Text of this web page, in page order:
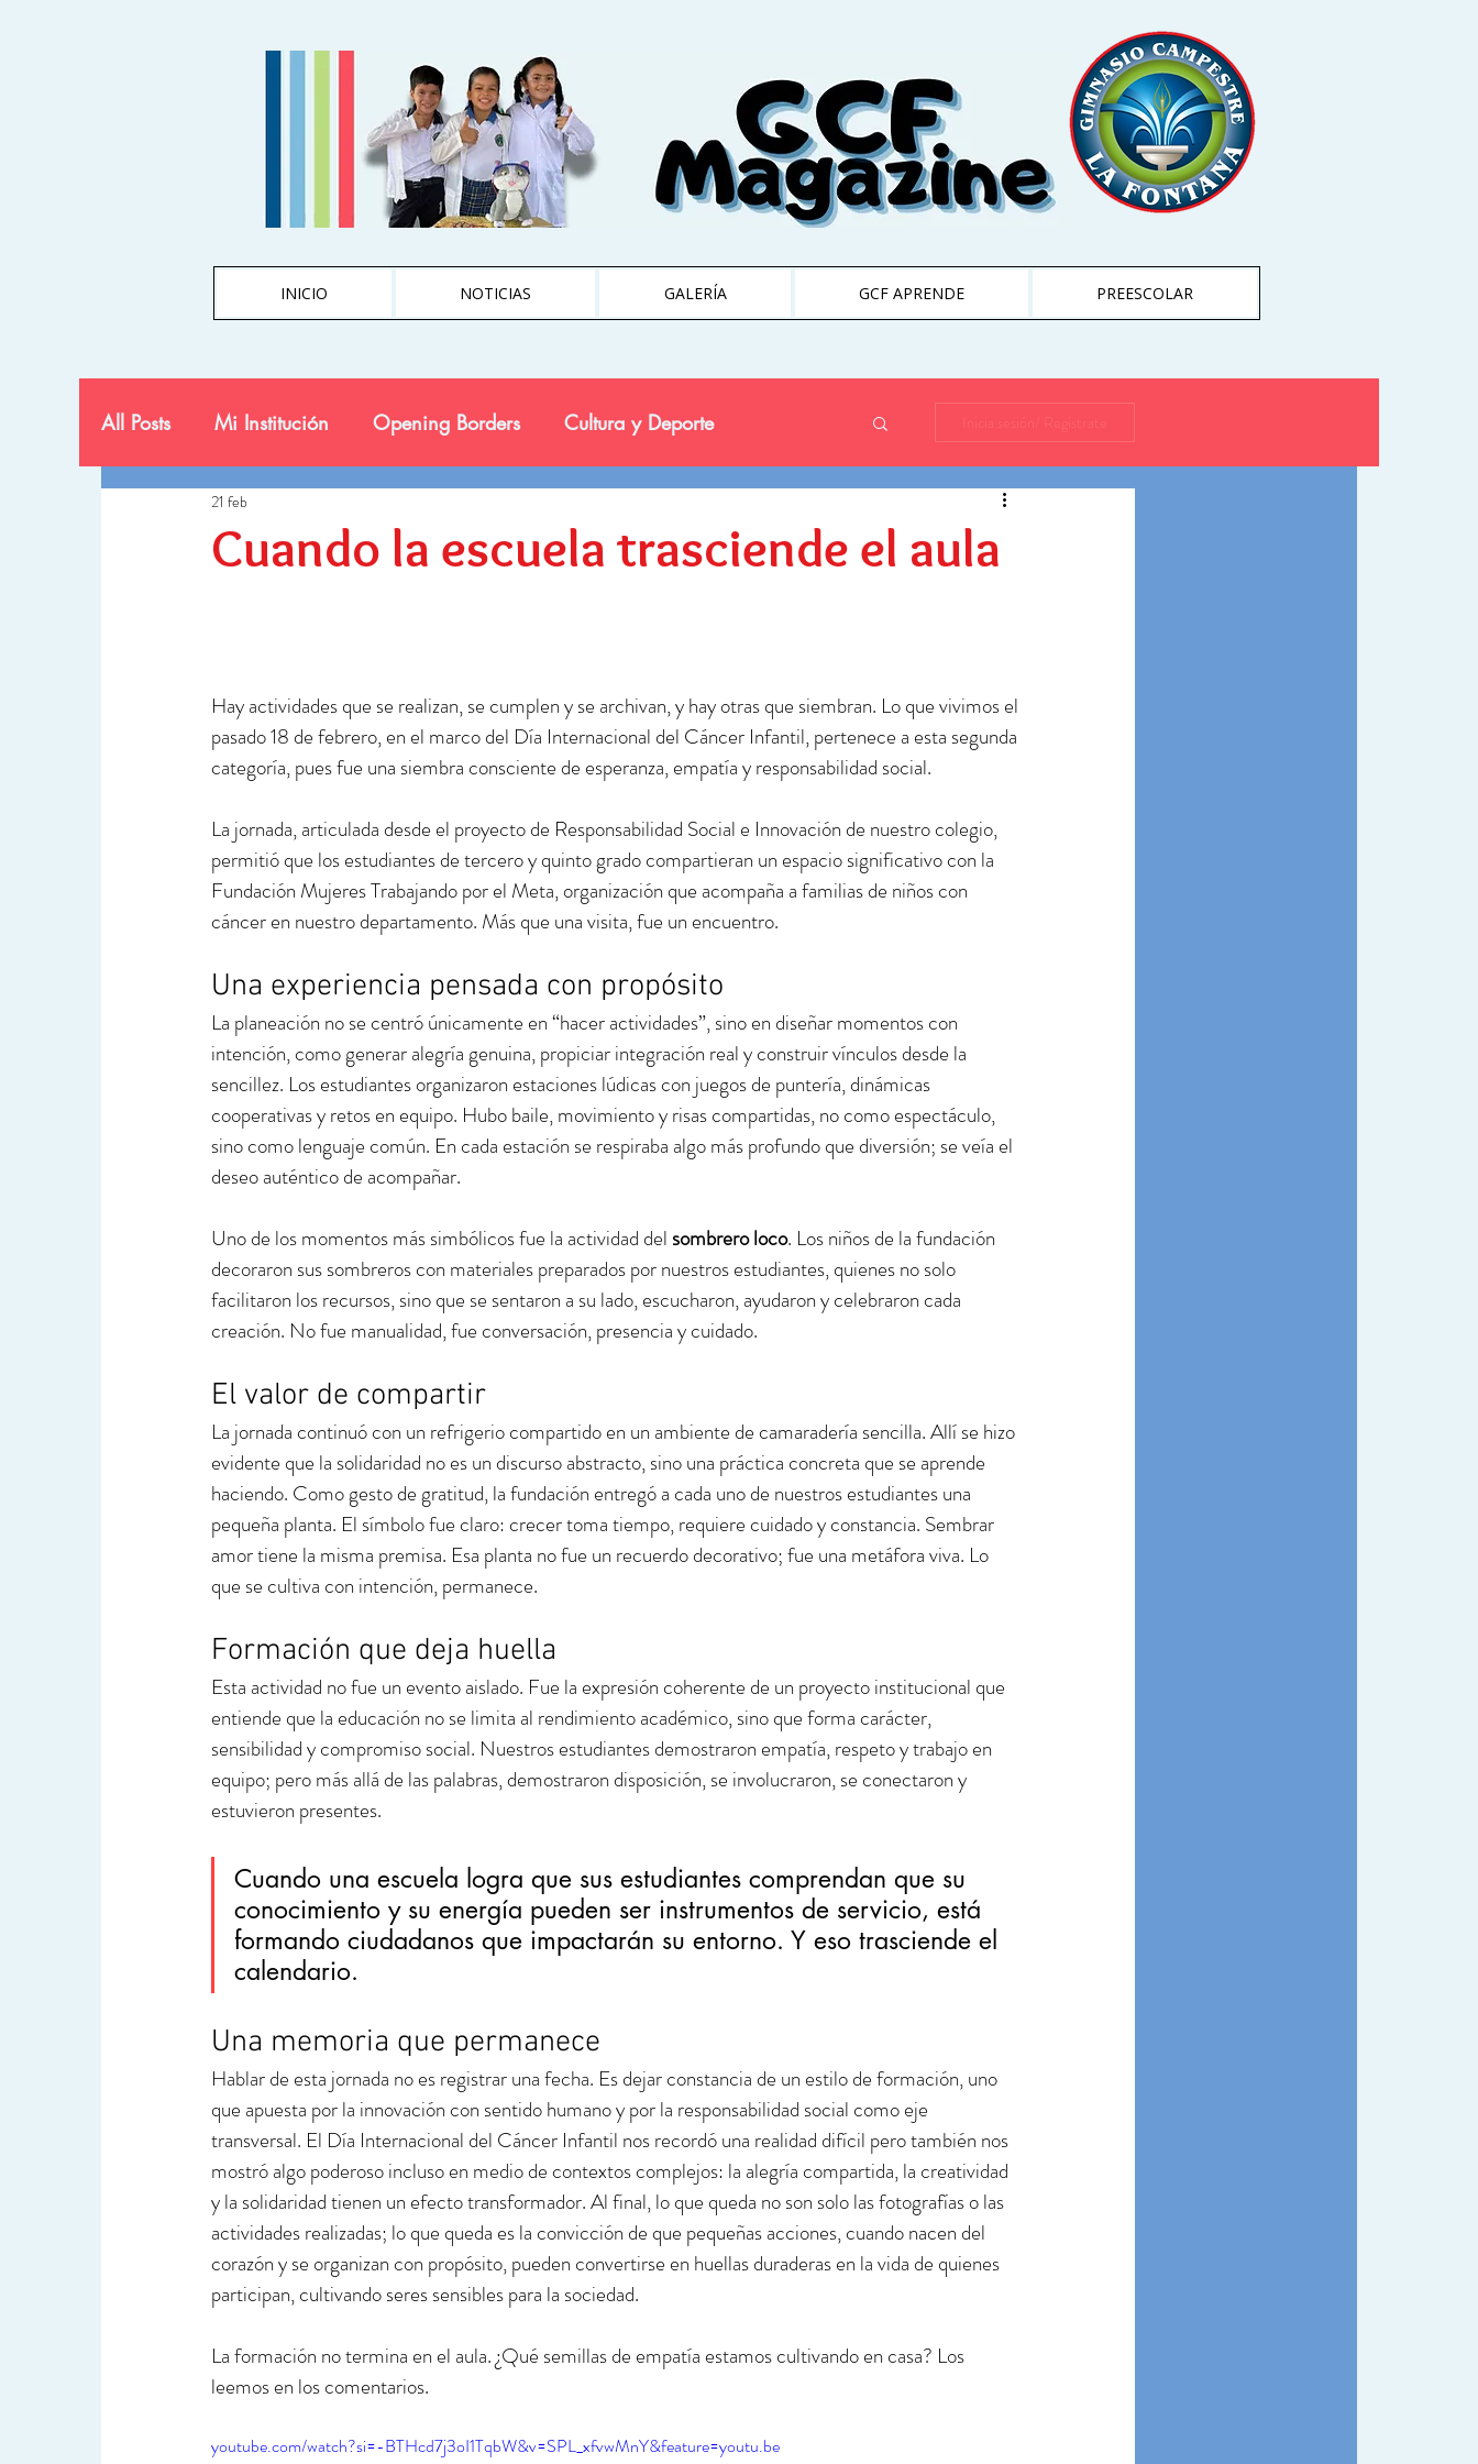
INICIO NOTICIAS GALERÍA GCF APRENDE PREESCOLAR
All Posts Mi Institución Opening Borders Cultura y Deporte
Ciencia y Tecnología
Inicia sesión/ Regístrate
Cuando la escuela trasciende el aula
21 feb
Hay actividades que se realizan, se cumplen y se archivan, y hay otras que siembran. Lo que vivimos el
pasado 18 de febrero, en el marco del Día Internacional del Cáncer Infantil, pertenece a esta segunda
categoría, pues fue una siembra consciente de esperanza, empatía y responsabilidad social.
La jornada, articulada desde el proyecto de Responsabilidad Social e Innovación de nuestro colegio,
permitió que los estudiantes de tercero y quinto grado compartieran un espacio significativo con la
Fundación Mujeres Trabajando por el Meta, organización que acompaña a familias de niños con
cáncer en nuestro departamento. Más que una visita, fue un encuentro.
Una experiencia pensada con propósito
La planeación no se centró únicamente en “hacer actividades”, sino en diseñar momentos con
intención, como generar alegría genuina, propiciar integración real y construir vínculos desde la
sencillez. Los estudiantes organizaron estaciones lúdicas con juegos de puntería, dinámicas
cooperativas y retos en equipo. Hubo baile, movimiento y risas compartidas, no como espectáculo,
sino como lenguaje común. En cada estación se respiraba algo más profundo que diversión; se veía el
deseo auténtico de acompañar.
Uno de los momentos más simbólicos fue la actividad del sombrero loco. Los niños de la fundación
decoraron sus sombreros con materiales preparados por nuestros estudiantes, quienes no solo
facilitaron los recursos, sino que se sentaron a su lado, escucharon, ayudaron y celebraron cada
creación. No fue manualidad, fue conversación, presencia y cuidado.
El valor de compartir
La jornada continuó con un refrigerio compartido en un ambiente de camaradería sencilla. Allí se hizo
evidente que la solidaridad no es un discurso abstracto, sino una práctica concreta que se aprende
haciendo. Como gesto de gratitud, la fundación entregó a cada uno de nuestros estudiantes una
pequeña planta. El símbolo fue claro: crecer toma tiempo, requiere cuidado y constancia. Sembrar
amor tiene la misma premisa. Esa planta no fue un recuerdo decorativo; fue una metáfora viva. Lo
que se cultiva con intención, permanece.
Formación que deja huella
Esta actividad no fue un evento aislado. Fue la expresión coherente de un proyecto institucional que
entiende que la educación no se limita al rendimiento académico, sino que forma carácter,
sensibilidad y compromiso social. Nuestros estudiantes demostraron empatía, respeto y trabajo en
equipo; pero más allá de las palabras, demostraron disposición, se involucraron, se conectaron y
estuvieron presentes.
Cuando una escuela logra que sus estudiantes comprendan que su
conocimiento y su energía pueden ser instrumentos de servicio, está
formando ciudadanos que impactarán su entorno. Y eso trasciende el
calendario.
Una memoria que permanece
Hablar de esta jornada no es registrar una fecha. Es dejar constancia de un estilo de formación, uno
que apuesta por la innovación con sentido humano y por la responsabilidad social como eje
transversal. El Día Internacional del Cáncer Infantil nos recordó una realidad difícil pero también nos
mostró algo poderoso incluso en medio de contextos complejos: la alegría compartida, la creatividad
y la solidaridad tienen un efecto transformador. Al final, lo que queda no son solo las fotografías o las
actividades realizadas; lo que queda es la convicción de que pequeñas acciones, cuando nacen del
corazón y se organizan con propósito, pueden convertirse en huellas duraderas en la vida de quienes
participan, cultivando seres sensibles para la sociedad.
La formación no termina en el aula. ¿Qué semillas de empatía estamos cultivando en casa? Los
leemos en los comentarios.
youtube.com/watch?si=-BTHcd7j3oI1TqbW&v=SPL_xfvwMnY&feature=youtu.be